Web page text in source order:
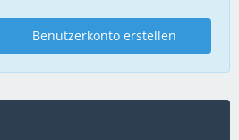
Benutzerkonto erstellen